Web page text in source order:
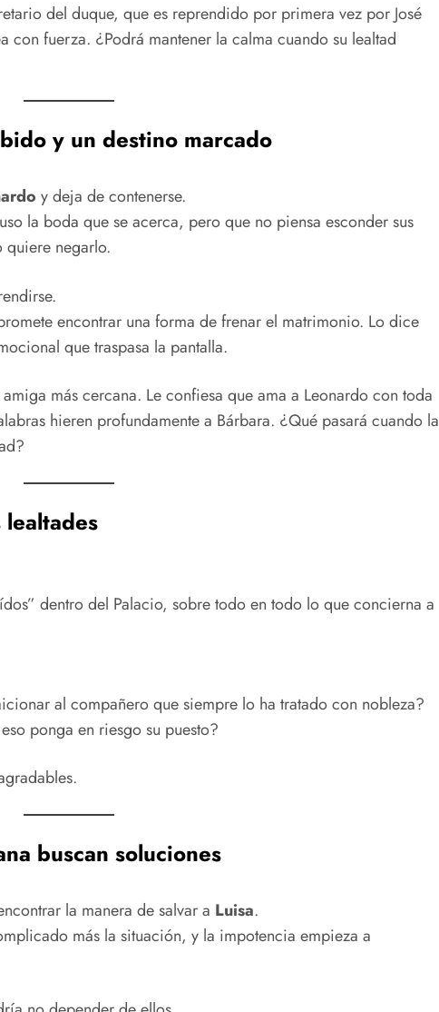
del duque, que es reprendido por primera vez por José
con fuerza. ¿Podrá mantener la calma cuando su lealtad
y un destino marcado
y deja de contenerse.
la boda que se acerca, pero que no piensa esconder sus
quiere negarlo.
encontrar una forma de frenar el matrimonio. Lo dice
que traspasa la pantalla.
más cercana. Le confiesa que ama a Leonardo con toda
hieren profundamente a Bárbara. ¿Qué pasará cuando la
dentro del Palacio, sobre todo en todo lo que concierna a
al compañero que siempre lo ha tratado con nobleza?
ponga en riesgo su puesto?
buscan soluciones
la manera de salvar a Luisa.
más la situación, y la impotencia empieza a